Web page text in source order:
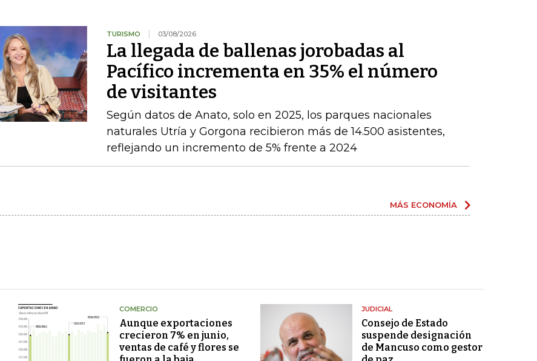
TURISMO 03/08/2026
La llegada de ballenas jorobadas al
Pacífico incrementa en 35% el número
de visitantes
Según datos de Anato, solo en 2025, los parques nacionales
naturales Utría y Gorgona recibieron más de 14.500 asistentes,
reflejando un incremento de 5% frente a 2024
MÁS ECONOMÍA
COMERCIO
Aunque exportaciones
crecieron 7% en junio,
ventas de café y flores se
JUDICIAL
Consejo de Estado
suspende designación
de Mancuso como gestor